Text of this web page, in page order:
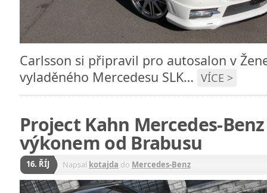
Carlsson si připravil pro autosalon v
vyladěného Mercedesu SLK… VÍCE >
Project Kahn Mercedes-Benz
výkonem od Brabusu
16. ŘÍJ Napsal kotajda do Mercedes-Benz